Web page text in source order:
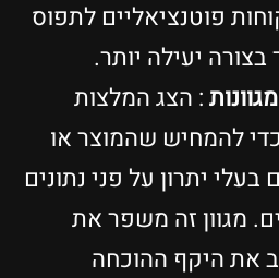
פוטנציאליים לתפוס
יעילה יותר.
: הצג המלצות
כדי להמחיש שהמוצר או
יתרון על פני נתונים
מגוון זה משפר את
את היקף ההוכחה